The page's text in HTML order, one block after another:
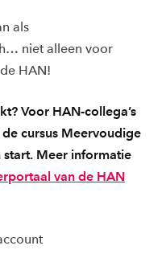
als
niet alleen voor
HAN!
Voor HAN-collega’s
cursus Meervoudige
Meer informatie
van de HAN